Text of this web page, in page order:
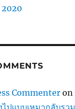
2020
Commenteron